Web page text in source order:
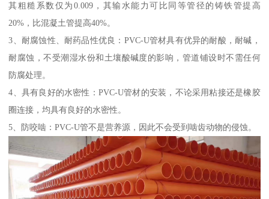
其粗糙系数仅为0.009，其输水能力可比同等管径的铸铁管提高
20%，比混凝土管提高40%。
3、耐腐蚀性、耐药品性优良：PVC-U管材具有优异的耐酸，耐碱，
耐腐蚀，不受潮湿水份和土壤酸碱度的影响，管道铺设时不需任何
防腐处理。
4、具有良好的水密性：PVC-U管材的安装，不论采用粘接还是橡胶
圈连接，均具有良好的水密性。
5、防咬啮：PVC-U管不是营养源，因此不会受到啮齿动物的侵蚀。